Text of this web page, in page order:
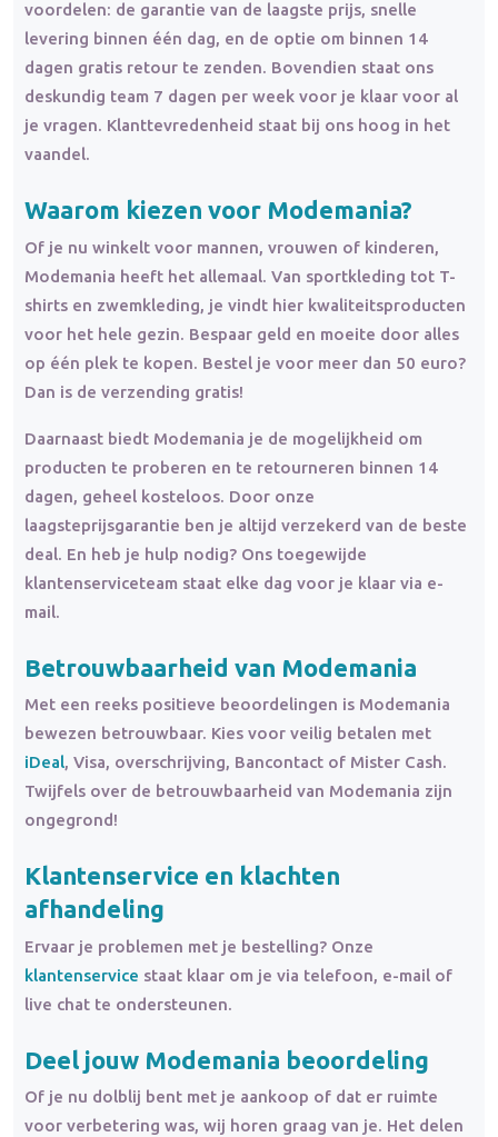
voordelen: de garantie van de laagste prijs, snelle
levering binnen één dag, en de optie om binnen 14
dagen gratis retour te zenden. Bovendien staat ons
deskundig team 7 dagen per week voor je klaar voor al
je vragen. Klanttevredenheid staat bij ons hoog in het
vaandel.
Waarom kiezen voor Modemania?
Of je nu winkelt voor mannen, vrouwen of kinderen,
Modemania heeft het allemaal. Van sportkleding tot T-
shirts en zwemkleding, je vindt hier kwaliteitsproducten
voor het hele gezin. Bespaar geld en moeite door alles
op één plek te kopen. Bestel je voor meer dan 50 euro?
Dan is de verzending gratis!
Daarnaast biedt Modemania je de mogelijkheid om
producten te proberen en te retourneren binnen 14
dagen, geheel kosteloos. Door onze
laagsteprijsgarantie ben je altijd verzekerd van de beste
deal. En heb je hulp nodig? Ons toegewijde
klantenserviceteam staat elke dag voor je klaar via e-
mail.
Betrouwbaarheid van Modemania
Met een reeks positieve beoordelingen is Modemania
bewezen betrouwbaar. Kies voor veilig betalen met
iDeal, Visa, overschrijving, Bancontact of Mister Cash.
Twijfels over de betrouwbaarheid van Modemania zijn
ongegrond!
Klantenservice en klachten
afhandeling
Ervaar je problemen met je bestelling? Onze
klantenservice staat klaar om je via telefoon, e-mail of
live chat te ondersteunen.
Deel jouw Modemania beoordeling
Of je nu dolblij bent met je aankoop of dat er ruimte
voor verbetering was, wij horen graag van je. Het delen